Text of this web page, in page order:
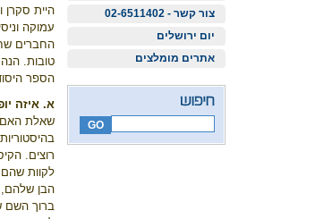
צור קשר - 02-6511402
יום ירושלים
אתרים מומלצים
היית
עמוקה
החברים
טובות.
הספר
א. איזה
שאלת האם
רוצים.
לקוות
הבן שלהם,
ברוך השם